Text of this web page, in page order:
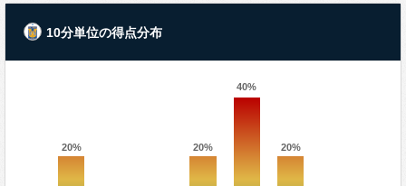
10分単位の得点分布
20% 20%
40%
20%